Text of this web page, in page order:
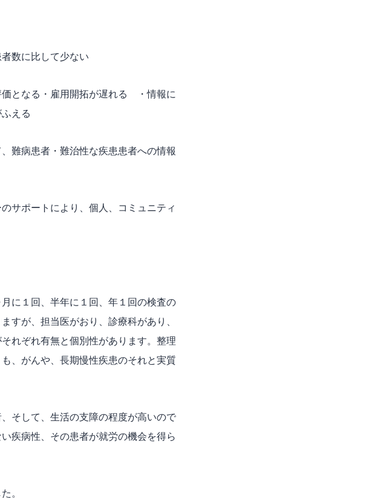
数に比して少ない
となる・雇用開拓が遅れる ・情報に
える
難病患者・難治性な疾患患者への情報
サポートにより、個人、コミュニティ
に１回、半年に１回、年１回の検査の
すが、担当医がおり、診療科があり、
れぞれ有無と個別性があります。整理
、がんや、長期慢性疾患のそれと実質
そして、生活の支障の程度が高いので
疾病性、その患者が就労の機会を得ら
。